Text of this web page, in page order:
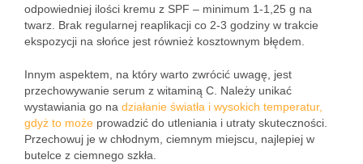
odpowiedniej ilości kremu z SPF – minimum 1-1,25 g na
twarz. Brak regularnej reaplikacji co 2-3 godziny w trakcie
ekspozycji na słońce jest również kosztownym błędem.
Innym aspektem, na który warto zwrócić uwagę, jest
przechowywanie serum z witaminą C. Należy unikać
wystawiania go na działanie światła i wysokich temperatur,
gdyż to może prowadzić do utleniania i utraty skuteczności.
Przechowuj je w chłodnym, ciemnym miejscu, najlepiej w
butelce z ciemnego szkła.